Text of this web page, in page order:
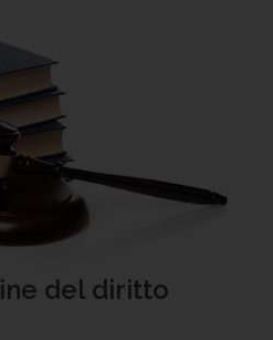
del diritto